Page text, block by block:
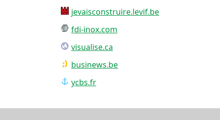
jevaisconstruire.levif.be
fdi-inox.com
visualise.ca
businews.be
ycbs.fr